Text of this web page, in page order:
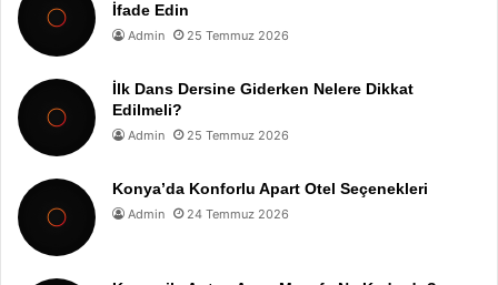
İfade Edin
Admin 25 Temmuz 2026
İlk Dans Dersine Giderken Nelere Dikkat
Edilmeli?
Admin 25 Temmuz 2026
Konya’da Konforlu Apart Otel Seçenekleri
Admin 24 Temmuz 2026